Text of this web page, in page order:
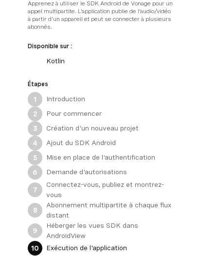
Apprenez à utiliser le SDK Android de Vonage pour un
appel multipartite. L'application publie de l'audio/vidéo
à partir d'un appareil et peut se connecter à plusieurs
abonnés.
Disponible sur :
Kotlin
Étapes
1
Introduction
2
Pour commencer
3
Création d'un nouveau projet
4
Ajout du SDK Android
5
Mise en place de l'authentification
6
Demande d'autorisations
7
Connectez-vous, publiez et montrez-
vous
8
Abonnement multipartite à chaque flux
distant
9
Héberger les vues SDK dans
AndroidView
10
Exécution de l'application